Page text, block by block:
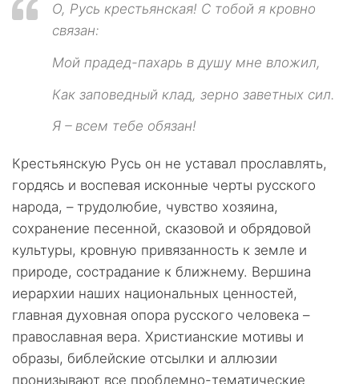
О, Русь крестьянская! С тобой я кровно
связан:
Мой прадед-пахарь в душу мне вложил,
Как заповедный клад, зерно заветных сил.
Я – всем тебе обязан!
Крестьянскую Русь он не уставал прославлять,
гордясь и воспевая исконные черты русского
народа, – трудолюбие, чувство хозяина,
сохранение песенной, сказовой и обрядовой
культуры, кровную привязанность к земле и
природе, сострадание к ближнему. Вершина
иерархии наших национальных ценностей,
главная духовная опора русского человека –
православная вера. Христианские мотивы и
образы, библейские отсылки и аллюзии
пронизывают все проблемно-тематические